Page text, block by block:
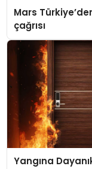
Mars
çağrısı
Yangına